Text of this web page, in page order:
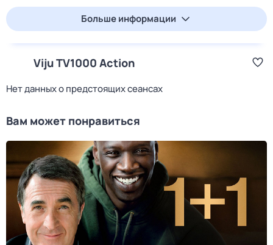
Больше информации
Viju TV1000 Action
Нет данных о предстоящих сеансах
Вам может понравиться